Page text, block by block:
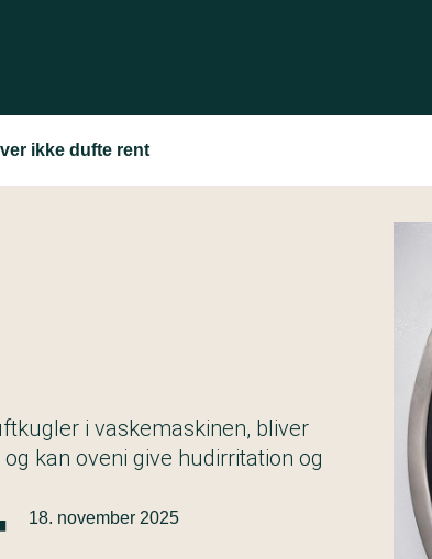
ikke dufte rent
i vaskemaskinen, bliver
kan oveni give hudirritation og
18. november 2025